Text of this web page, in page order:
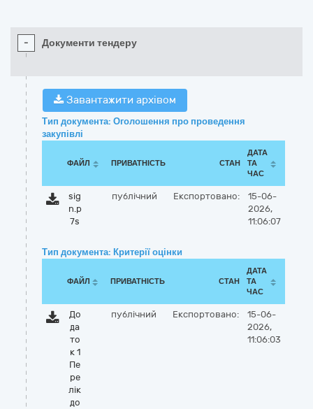
- Документи тендеру
Завантажити архівом
Тип документа: Оголошення про проведення
закупівлі
ФАЙЛ ПРИВАТНІСТЬ СТАН
ДАТА
ТА
ЧАС
sig
n.p
7s
публічний Експортовано:
15-06-
2026,
11:06:07
Тип документа: Критерії оцінки
ФАЙЛ ПРИВАТНІСТЬ СТАН
ДАТА
ТА
ЧАС
До
да
то
к 1
Пе
ре
лік
до
публічний Експортовано:
15-06-
2026,
11:06:03